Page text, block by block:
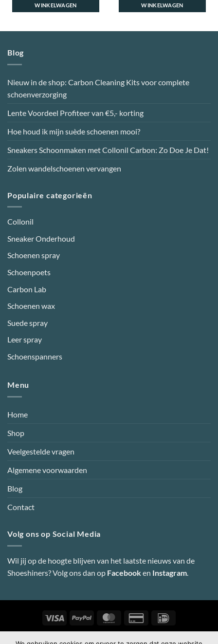
WINKELWAGEN
WINKELWAGEN
Blog
Nieuw in de shop: Carbon Cleaning Kits voor complete
schoenverzorging
Lente Voordeel Profiteer van €5,- korting
Hoe houd ik mijn suède schoenen mooi?
Sneakers Schoonmaken met Collonil Carbon: Zo Doe Je Dat!
Zolen wandelschoenen vervangen
Populaire categorieën
Collonil
Sneaker Onderhoud
Schoenen spray
Schoenpoets
Carbon Lab
Schoenen wax
Suede spray
Leer spray
Schoenspanners
Menu
Home
Shop
Veelgestelde vragen
Algemene voorwaarden
Blog
Contact
Volg ons op Social Media
Wil jij op de hoogte blijven van het laatste nieuws van de
Shoeshiners? Volg ons dan op Facebooken Instagram
Visa PayPal MasterCardCredit